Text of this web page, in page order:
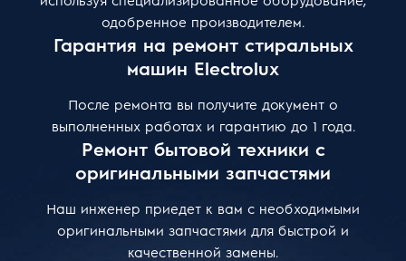
одобренное производителем.
Гарантия на ремонт стиральных
машин Electrolux
После ремонта вы получите документ о
выполненных работах и гарантию до 1 года.
Ремонт бытовой техники с
оригинальными запчастями
Наш инженер приедет к вам с необходимыми
оригинальными запчастями для быстрой и
качественной замены.